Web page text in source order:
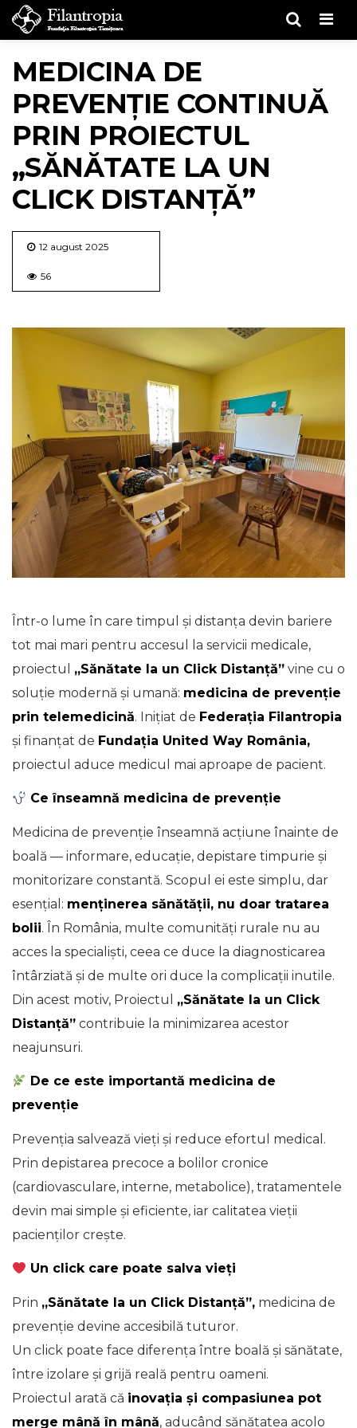
MEDICINA DE
PREVENȚIE CONTINUĂ
PRIN PROIECTUL
„SĂNĂTATE LA UN
CLICK DISTANȚĂ”
12 august 2025
56
Într-o lume în care timpul și distanța devin bariere
tot mai mari pentru accesul la servicii medicale,
proiectul „Sănătate la un Click Distanță” vine cu o
soluție modernă și umană: medicina de prevenție
prin telemedicină. Inițiat de Federația Filantropia
și finanțat de Fundația United Way România,
proiectul aduce medicul mai aproape de pacient.
Ce înseamnă medicina de prevenție
Medicina de prevenție înseamnă acțiune înainte de
boală — informare, educație, depistare timpurie și
monitorizare constantă. Scopul ei este simplu, dar
esențial: menținerea sănătății, nu doar tratarea
bolii. În România, multe comunități rurale nu au
acces la specialiști, ceea ce duce la diagnosticarea
întârziată și de multe ori duce la complicații inutile.
Din acest motiv, Proiectul „Sănătate la un Click
Distanță” contribuie la minimizarea acestor
neajunsuri.
De ce este importantă medicina de
prevenție
Prevenția salvează vieți și reduce efortul medical.
Prin depistarea precoce a bolilor cronice
(cardiovasculare, interne, metabolice), tratamentele
devin mai simple și eficiente, iar calitatea vieții
pacienților crește.
Un click care poate salva vieți
Prin „Sănătate la un Click Distanță”, medicina de
prevenție devine accesibilă tuturor.
Un click poate face diferența între boală și sănătate,
între izolare și grijă reală pentru oameni.
Proiectul arată că inovația și compasiunea pot
merge mână în mână, aducând sănătatea acolo